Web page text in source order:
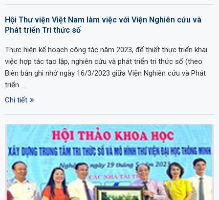
Hội Thư viện Việt Nam làm việc với Viện Nghiên cứu và
Phát triển Tri thức số
Thực hiện kế hoạch công tác năm 2023, để thiết thực triển khai
việc hợp tác tạo lập, nghiên cứu và phát triển tri thức số (theo
Biên bản ghi nhớ ngày 16/3/2023 giữa Viện Nghiên cứu và Phát
triển …
Chi tiết